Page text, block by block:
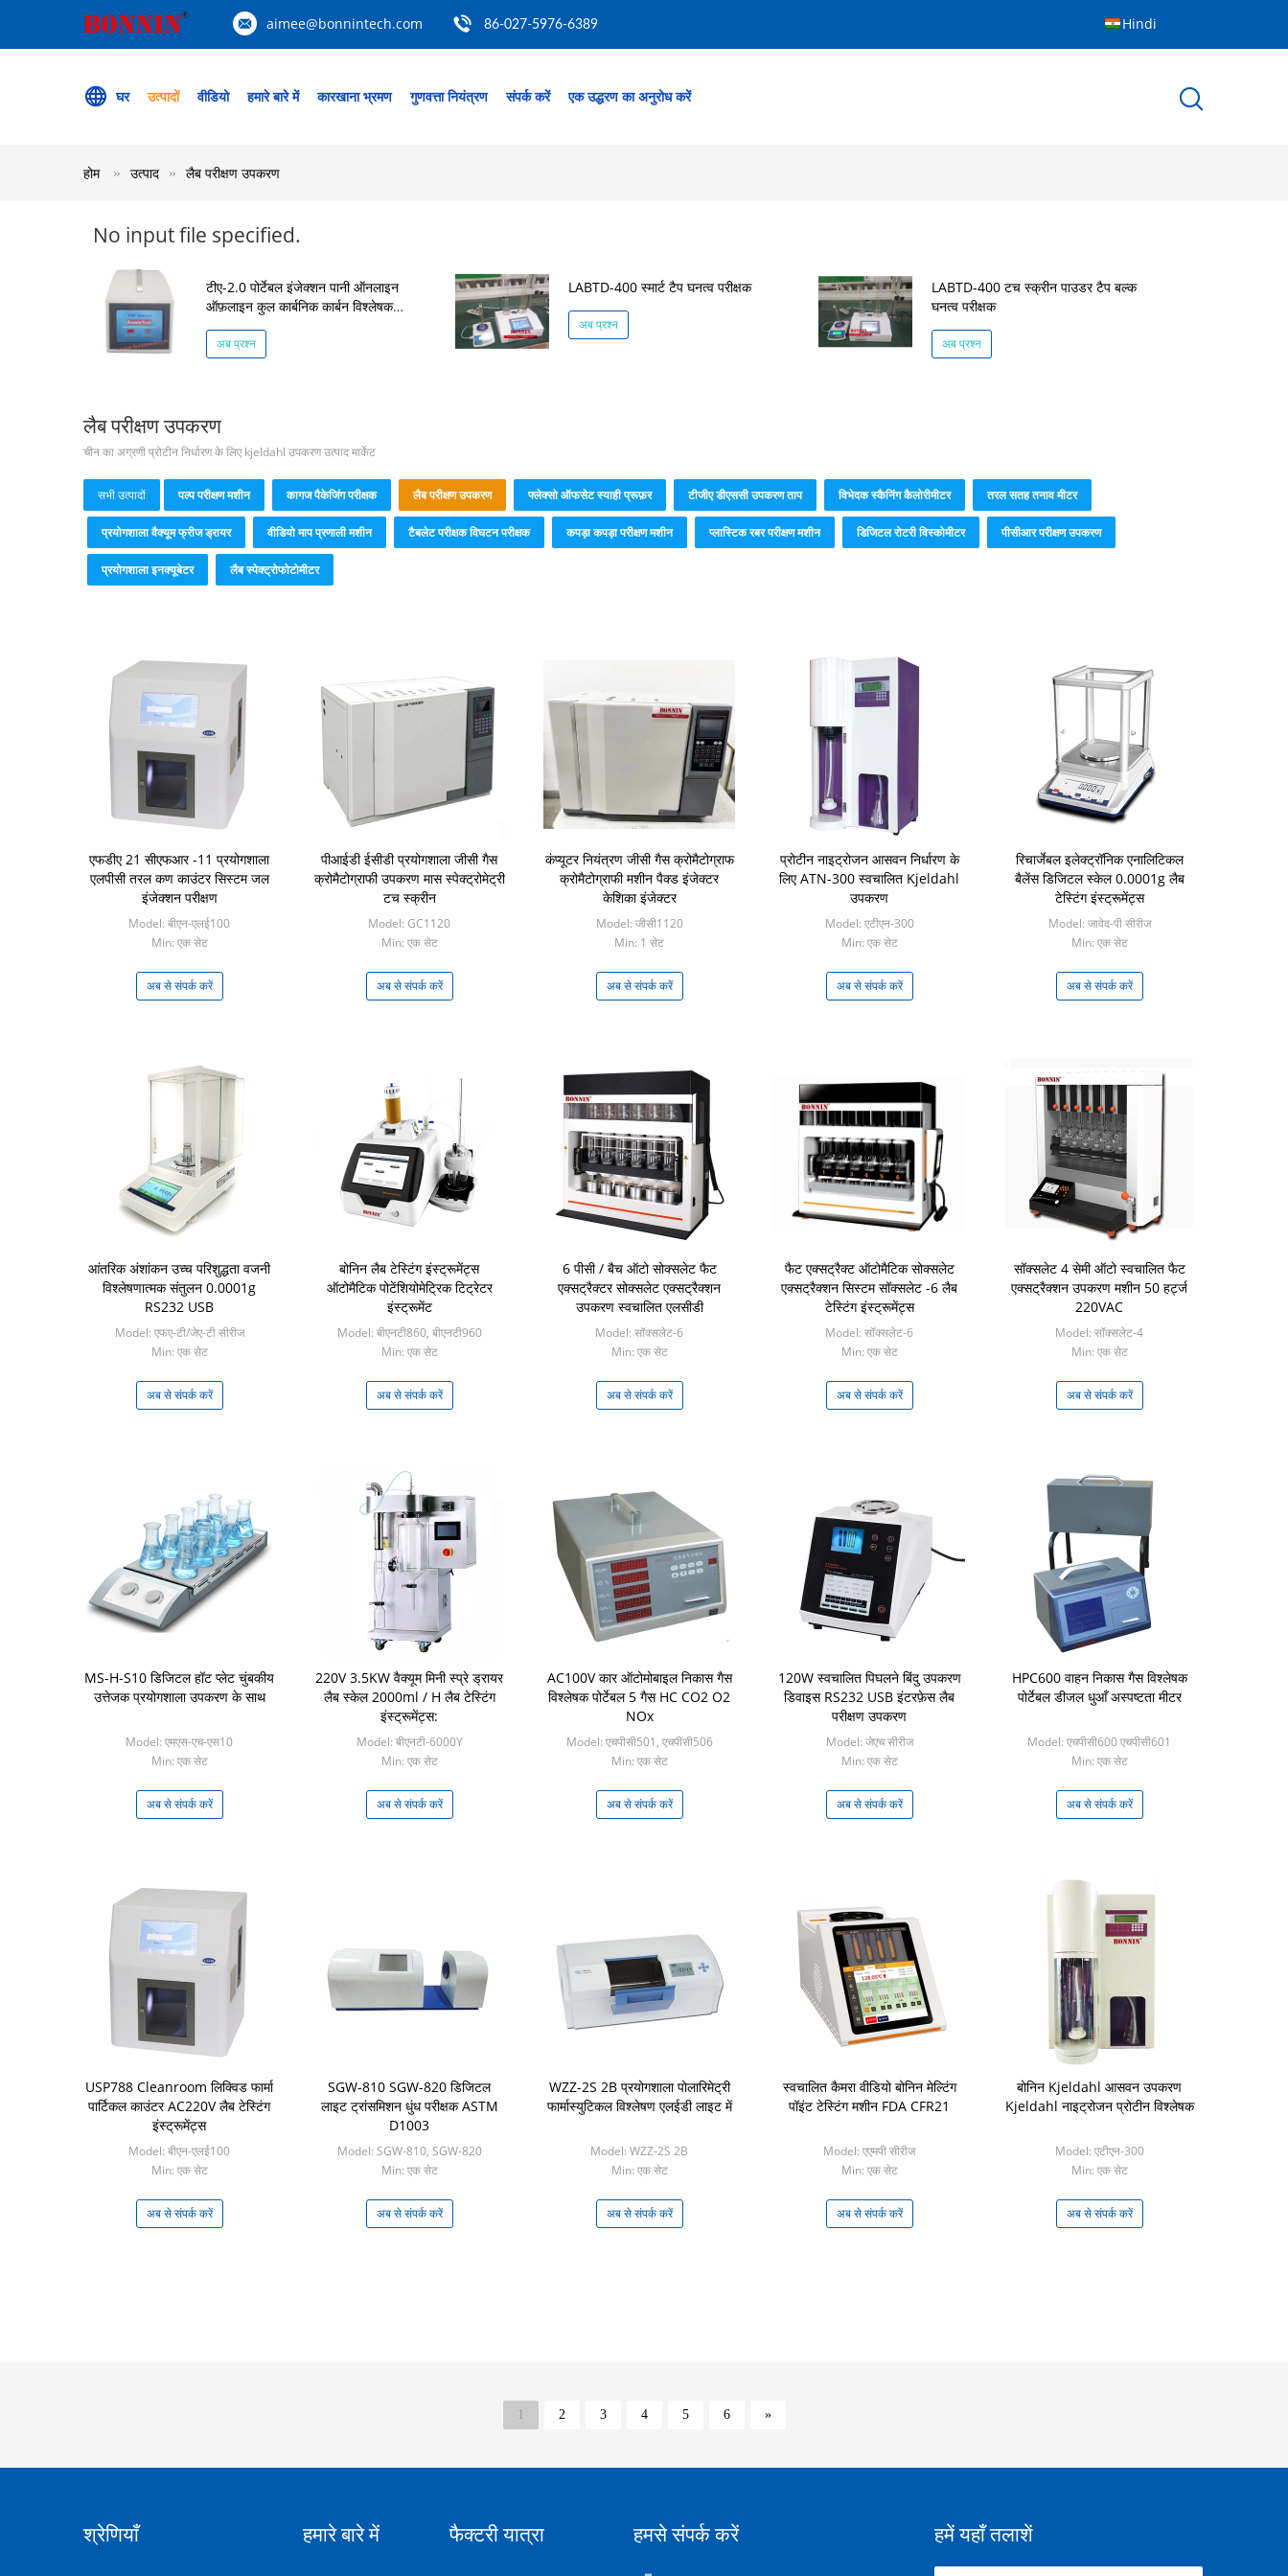
aimee@bonnintech.com 86-027-5976-6389 Hindi
घर उत्पादों वीडियो हमारे बारे में कारखाना भ्रमण गुणवत्ता नियंत्रण संपर्क करें एक उद्धरण का अनुरोध करें
होम उत्पाद लैब परीक्षण उपकरण
No input file specified.
टीए-2.0 पोर्टेबल इंजेक्शन पानी ऑनलाइन
ऑफ़लाइन कुल कार्बनिक कार्बन विश्लेषक
टीओसी परीक्षक
अब प्रश्न
LABTD-400 स्मार्ट टैप घनत्व परीक्षक
अब प्रश्न
LABTD-400 टच स्क्रीन पाउडर टैप बल्क
घनत्व परीक्षक
अब प्रश्न
लैब परीक्षण उपकरण
चीन का अग्रणी प्रोटीन निर्धारण के लिए kjeldahl उपकरण उत्पाद मार्केट
सभी उत्पादों पल्प परीक्षण मशीन कागज पैकेजिंग परीक्षक लैब परीक्षण उपकरण फ्लेक्सो ऑफसेट स्याही प्रूफ़र टीजीए डीएससी उपकरण ताप विभेदक स्कैनिंग कैलोरीमीटर तरल सतह तनाव मीटर
प्रयोगशाला वैक्यूम फ्रीज ड्रायर वीडियो माप प्रणाली मशीन टैबलेट परीक्षक विघटन परीक्षक कपड़ा कपड़ा परीक्षण मशीन प्लास्टिक रबर परीक्षण मशीन डिजिटल रोटरी विस्कोमीटर पीसीआर परीक्षण उपकरण
प्रयोगशाला इनक्यूबेटर लैब स्पेक्ट्रोफोटोमीटर
एफडीए 21 सीएफआर -11 प्रयोगशाला
एलपीसी तरल कण काउंटर सिस्टम जल
इंजेक्शन परीक्षण
Model: बीएन-एलई100
Min: एक सेट
अब से संपर्क करें
पीआईडी ​​ईसीडी प्रयोगशाला जीसी गैस
क्रोमैटोग्राफी उपकरण मास स्पेक्ट्रोमेट्री
टच स्क्रीन
Model: GC1120
Min: एक सेट
अब से संपर्क करें
कंप्यूटर नियंत्रण जीसी गैस क्रोमैटोग्राफ
क्रोमैटोग्राफी मशीन पैक्ड इंजेक्टर
केशिका इंजेक्टर
Model: जीसी1120
Min: 1 सेट
अब से संपर्क करें
प्रोटीन नाइट्रोजन आसवन निर्धारण के
लिए ATN-300 स्वचालित Kjeldahl
उपकरण
Model: एटीएन-300
Min: एक सेट
अब से संपर्क करें
रिचार्जेबल इलेक्ट्रॉनिक एनालिटिकल
बैलेंस डिजिटल स्केल 0.0001g लैब
टेस्टिंग इंस्ट्रूमेंट्स
Model: जावेद-पी सीरीज
Min: एक सेट
अब से संपर्क करें
आंतरिक अंशांकन उच्च परिशुद्धता वजनी
विश्लेषणात्मक संतुलन 0.0001g
RS232 USB
Model: एफए-टी/जेए-टी सीरीज
Min: एक सेट
अब से संपर्क करें
बोनिन लैब टेस्टिंग इंस्ट्रूमेंट्स
ऑटोमैटिक पोटेंशियोमेट्रिक टिट्रेटर
इंस्ट्रूमेंट
Model: बीएनटी860, बीएनटी960
Min: एक सेट
अब से संपर्क करें
6 पीसी / बैच ऑटो सोक्सलेट फैट
एक्सट्रैक्टर सोक्सलेट एक्सट्रैक्शन
उपकरण स्वचालित एलसीडी
Model: सॉक्सलेट-6
Min: एक सेट
अब से संपर्क करें
फैट एक्सट्रैक्ट ऑटोमैटिक सोक्सलेट
एक्सट्रैक्शन सिस्टम सॉक्सलेट -6 लैब
टेस्टिंग इंस्ट्रूमेंट्स
Model: सॉक्सलेट-6
Min: एक सेट
अब से संपर्क करें
सॉक्सलेट 4 सेमी ऑटो स्वचालित फैट
एक्सट्रैक्शन उपकरण मशीन 50 हर्ट्ज
220VAC
Model: सॉक्सलेट-4
Min: एक सेट
अब से संपर्क करें
MS-H-S10 डिजिटल हॉट प्लेट चुंबकीय
उत्तेजक प्रयोगशाला उपकरण के साथ
Model: एमएस-एच-एस10
Min: एक सेट
अब से संपर्क करें
220V 3.5KW वैक्यूम मिनी स्प्रे ड्रायर
लैब स्केल 2000ml / H लैब टेस्टिंग
इंस्ट्रूमेंट्स:
Model: बीएनटी-6000Y
Min: एक सेट
अब से संपर्क करें
AC100V कार ऑटोमोबाइल निकास गैस
विश्लेषक पोर्टेबल 5 गैस HC CO2 O2
NOx
Model: एचपीसी501, एचपीसी506
Min: एक सेट
अब से संपर्क करें
120W स्वचालित पिघलने बिंदु उपकरण
डिवाइस RS232 USB इंटरफ़ेस लैब
परीक्षण उपकरण
Model: जेएच सीरीज
Min: एक सेट
अब से संपर्क करें
HPC600 वाहन निकास गैस विश्लेषक
पोर्टेबल डीजल धुआँ अस्पष्टता मीटर
Model: एचपीसी600 एचपीसी601
Min: एक सेट
अब से संपर्क करें
USP788 Cleanroom लिक्विड फार्मा
पार्टिकल काउंटर AC220V लैब टेस्टिंग
इंस्ट्रूमेंट्स
Model: बीएन-एलई100
Min: एक सेट
अब से संपर्क करें
SGW-810 SGW-820 डिजिटल
लाइट ट्रांसमिशन धुंध परीक्षक ASTM
D1003
Model: SGW-810, SGW-820
Min: एक सेट
अब से संपर्क करें
WZZ-2S 2B प्रयोगशाला पोलारिमेट्री
फार्मास्युटिकल विश्लेषण एलईडी लाइट में
Model: WZZ-2S 2B
Min: एक सेट
अब से संपर्क करें
स्वचालित कैमरा वीडियो बोनिन मेल्टिंग
पॉइंट टेस्टिंग मशीन FDA CFR21
Model: एएमपी सीरीज
Min: एक सेट
अब से संपर्क करें
बोनिन Kjeldahl आसवन उपकरण
Kjeldahl नाइट्रोजन प्रोटीन विश्लेषक
Model: एटीएन-300
Min: एक सेट
अब से संपर्क करें
1 2 3 4 5 6 »
श्रेणियाँ हमारे बारे में फैक्टरी यात्रा हमसे संपर्क करें हमें यहाँ तलाशें